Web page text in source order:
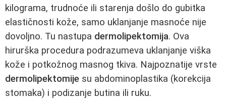
kilograma, trudnoće ili starenja došlo do gubitka
elastičnosti kože, samo uklanjanje masnoće nije
dovoljno. Tu nastupa dermolipektomija. Ova
hirurška procedura podrazumeva uklanjanje viška
kože i potkožnog masnog tkiva. Najpoznatije vrste
dermolipektomije su abdominoplastika (korekcija
stomaka) i podizanje butina ili ruku.